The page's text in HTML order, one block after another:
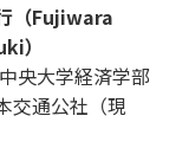
（Fujiwara
）
央大学経済学部
通公社（現